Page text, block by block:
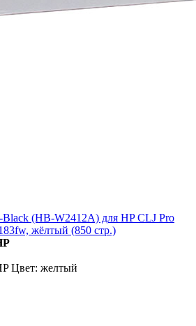
(HB-W2412A) для HP CLJ Pro
жёлтый (850 стр.)
Цвет: желтый